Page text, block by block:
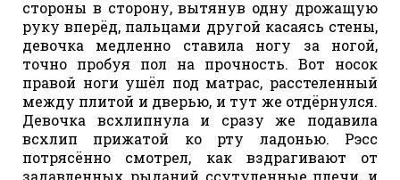
стороны в сторону, вытянув одну дрожащую
руку вперёд, пальцами другой касаясь стены,
девочка медленно ставила ногу за ногой,
точно пробуя пол на прочность. Вот носок
правой ноги ушёл под матрас, расстеленный
между плитой и дверью, и тут же отдёрнулся.
Девочка всхлипнула и сразу же подавила
всхлип прижатой ко рту ладонью. Рэсс
потрясённо смотрел, как вздрагивают от
задавленных рыданий ссутуленные плечи, и